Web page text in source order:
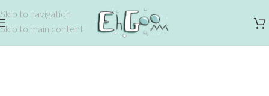
Skip to navigation
Skip to main content